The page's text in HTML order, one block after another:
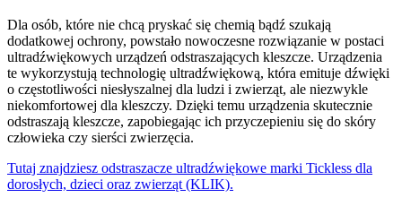
Dla osób, które nie chcą pryskać się chemią bądź szukają
dodatkowej ochrony, powstało nowoczesne rozwiązanie w postaci
ultradźwiękowych urządzeń odstraszających kleszcze. Urządzenia
te wykorzystują technologię ultradźwiękową, która emituje dźwięki
o częstotliwości niesłyszalnej dla ludzi i zwierząt, ale niezwykle
niekomfortowej dla kleszczy. Dzięki temu urządzenia skutecznie
odstraszają kleszcze, zapobiegając ich przyczepieniu się do skóry
człowieka czy sierści zwierzęcia.
Tutaj znajdziesz odstraszacze ultradźwiękowe marki Tickless dla
dorosłych, dzieci oraz zwierząt (KLIK).